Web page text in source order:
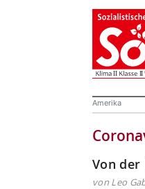
Amerika
Von der
von Leo